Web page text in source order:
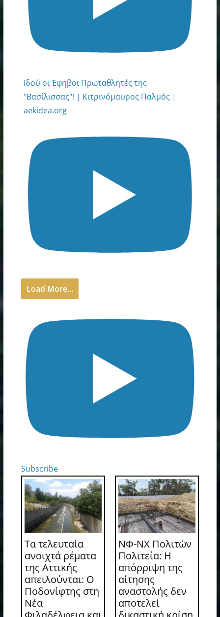
Ιδού οι Έφηβοι Πρωταθλητές της
"Βασίλισσας"! | Κιτρινόμαυρος Παλμός |
aekidea.org
Load More...
Subscribe
Τα τελευταία
ανοιχτά ρέματα
της Αττικής
απειλούνται: Ο
Ποδονίφτης στη
Νέα
ΝΦ-ΝΧ Πολιτών
Πολιτεία: Η
απόρριψη της
αίτησης
αναστολής δεν
αποτελεί